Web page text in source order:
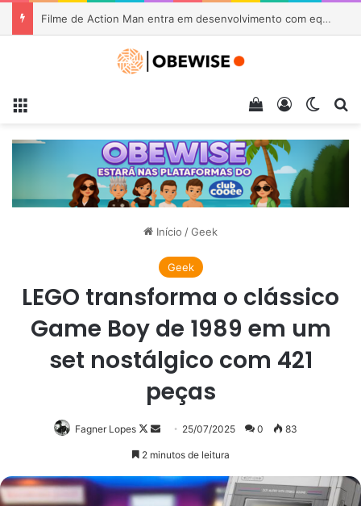
Microsoft prepara suporte oficial a jogos de Xbox 360 no PC
Entrar
Veja seu
Início /Geek
Geek
LEGO transforma o clássico
Game Boy de 1989 em um
set nostálgico com 421
peças
Fagner Lopes
Follow
Mande
mail
25/07/2025 0 83
2 minutos de leitura